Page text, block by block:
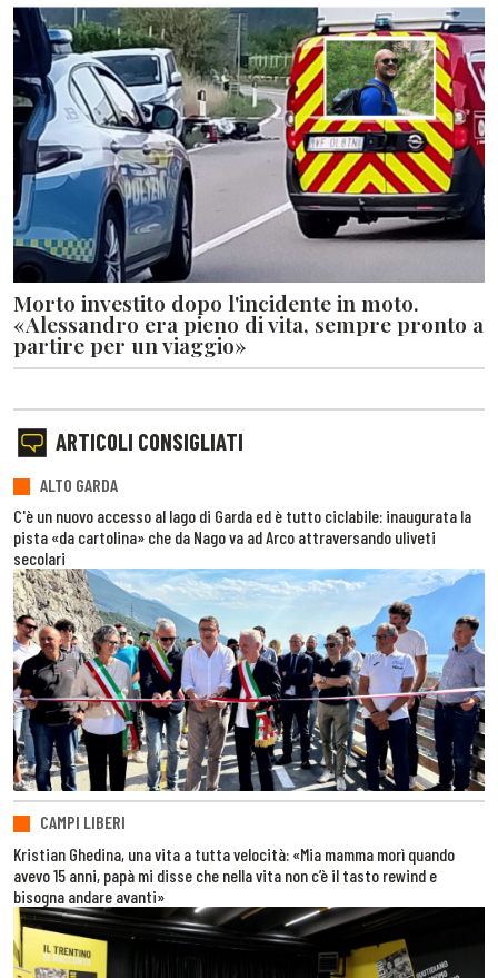
Morto investito dopo l'incidente in moto.
«Alessandro era pieno di vita, sempre pronto a
partire per un viaggio»
ARTICOLI CONSIGLIATI
ALTO GARDA
C'è un nuovo accesso al lago di Garda ed è tutto ciclabile: inaugurata la
pista «da cartolina» che da Nago va ad Arco attraversando uliveti
secolari
CAMPI LIBERI
Kristian Ghedina, una vita a tutta velocità: «Mia mamma morì quando
avevo 15 anni, papà mi disse che nella vita non c’è il tasto rewind e
bisogna andare avanti»